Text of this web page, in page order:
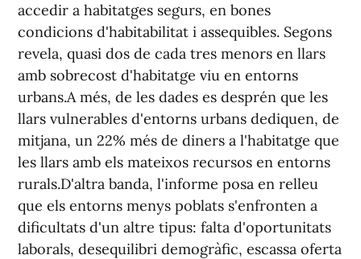
accedir a habitatges segurs, en bones
condicions d'habitabilitat i assequibles. Segons
revela, quasi dos de cada tres menors en llars
amb sobrecost d'habitatge viu en entorns
urbans.A més, de les dades es desprén que les
llars vulnerables d'entorns urbans dediquen, de
mitjana, un 22% més de diners a l'habitatge que
les llars amb els mateixos recursos en entorns
rurals.D'altra banda, l'informe posa en relleu
que els entorns menys poblats s'enfronten a
dificultats d'un altre tipus: falta d'oportunitats
laborals, desequilibri demogràfic, escassa oferta